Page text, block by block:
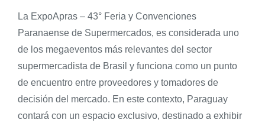
La ExpoApras – 43° Feria y Convenciones
Paranaense de Supermercados, es considerada uno
de los megaeventos más relevantes del sector
supermercadista de Brasil y funciona como un punto
de encuentro entre proveedores y tomadores de
decisión del mercado. En este contexto, Paraguay
contará con un espacio exclusivo, destinado a exhibir